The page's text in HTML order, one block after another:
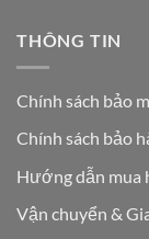
THÔNG TIN
Chính sách bảo
Chính sách bảo
Hướng dẫn mua
Vận chuyển &